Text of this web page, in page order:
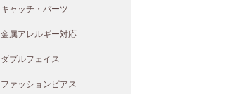
キャッチ・パーツ
金属アレルギー対応
ダブルフェイス
ファッションピアス